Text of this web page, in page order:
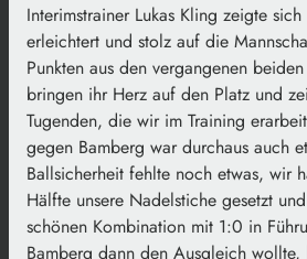
Interimstrainer Lukas Kling zeigte
erleichtert und stolz auf die
Punkten aus den vergangenen
bringen ihr Herz auf den Platz und
Tugenden, die wir im Training
gegen Bamberg war durchaus auch
Ballsicherheit fehlte noch etwas, wir
Hälfte unsere Nadelstiche gesetzt
schönen Kombination mit 1:0 in
Bamberg dann den Ausgleich